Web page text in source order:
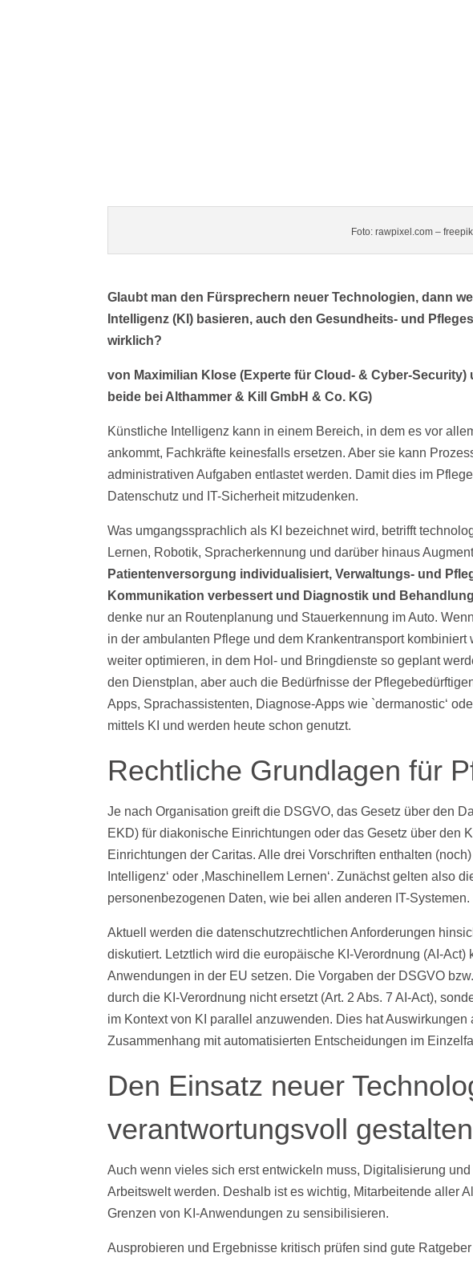
Foto: rawpixel.com – freepik
Glaubt man den Fürsprechern neuer Technologien, dann
Intelligenz (KI) basieren, auch den Gesundheits- und
wirklich?
von Maximilian Klose (Experte für Cloud- & Cyber-
beide bei Althammer & Kill GmbH & Co. KG)
Künstliche Intelligenz kann in einem Bereich, in dem es vor
ankommt, Fachkräfte keinesfalls ersetzen. Aber sie kann
administrativen Aufgaben entlastet werden. Damit dies im
Datenschutz und IT-Sicherheit mitzudenken.
Was umgangssprachlich als KI bezeichnet wird, betrifft
Lernen, Robotik, Spracherkennung und darüber hinaus
Patientenversorgung individualisiert, Verwaltungs- und
Kommunikation verbessert und Diagnostik und
denke nur an Routenplanung und Stauerkennung im Auto.
in der ambulanten Pflege und dem Krankentransport
weiter optimieren, in dem Hol- und Bringdienste so geplant
den Dienstplan, aber auch die Bedürfnisse der
Apps, Sprachassistenten, Diagnose-Apps wie `dermanostic‘
mittels KI und werden heute schon genutzt.
Rechtliche Grundlagen für
Je nach Organisation greift die DSGVO, das Gesetz über den
EKD) für diakonische Einrichtungen oder das Gesetz über den
Einrichtungen der Caritas. Alle drei Vorschriften enthalten
Intelligenz‘ oder ‚Maschinellem Lernen‘. Zunächst gelten also
personenbezogenen Daten, wie bei allen anderen IT-Systemen.
Aktuell werden die datenschutzrechtlichen Anforderungen
diskutiert. Letztlich wird die europäische KI-Verordnung (AI-
Anwendungen in der EU setzen. Die Vorgaben der DSGVO
durch die KI-Verordnung nicht ersetzt (Art. 2 Abs. 7 AI-Act),
im Kontext von KI parallel anzuwenden. Dies hat
Zusammenhang mit automatisierten Entscheidungen im
Den Einsatz neuer
verantwortungsvoll gestalten
Auch wenn vieles sich erst entwickeln muss, Digitalisierung
Arbeitswelt werden. Deshalb ist es wichtig, Mitarbeitende aller
Grenzen von KI-Anwendungen zu sensibilisieren.
Ausprobieren und Ergebnisse kritisch prüfen sind gute